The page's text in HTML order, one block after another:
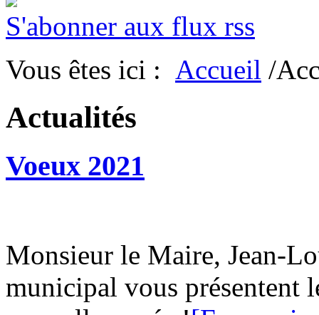
S'abonner aux flux rss
Vous êtes ici : Accueil /
Actualités
Voeux 2021
Monsieur le Maire, Jean-
municipal vous présentent